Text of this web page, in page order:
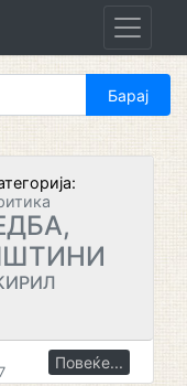
Повеќе...